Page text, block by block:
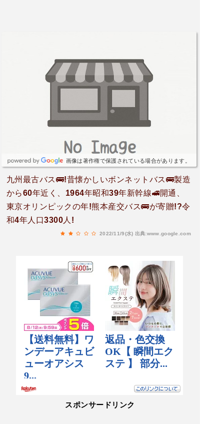
画像は著作権で保護されている場合があります。
九州最古バス🚌!昔懐かしいボンネットバス🚌製造
から60年近く、1964年昭和39年新幹線🚅開通、
東京オリンピックの年!熊本産交バス🚌が寄贈!?令
和4年人口3300人!
2022/11/9(水) 出典:www.google.com
スポンサードリンク